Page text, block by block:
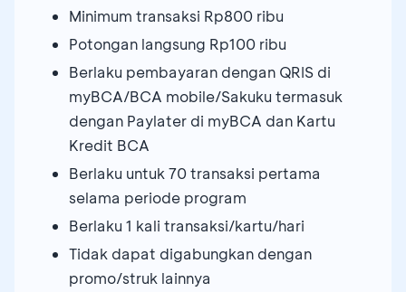
Minimum transaksi Rp800 ribu
Potongan langsung Rp100 ribu
Berlaku pembayaran dengan QRIS di
myBCA/BCA mobile/Sakuku termasuk
dengan Paylater di myBCA dan Kartu
Kredit BCA
Berlaku untuk 70 transaksi pertama
selama periode program
Berlaku 1 kali transaksi/kartu/hari
Tidak dapat digabungkan dengan
promo/struk lainnya